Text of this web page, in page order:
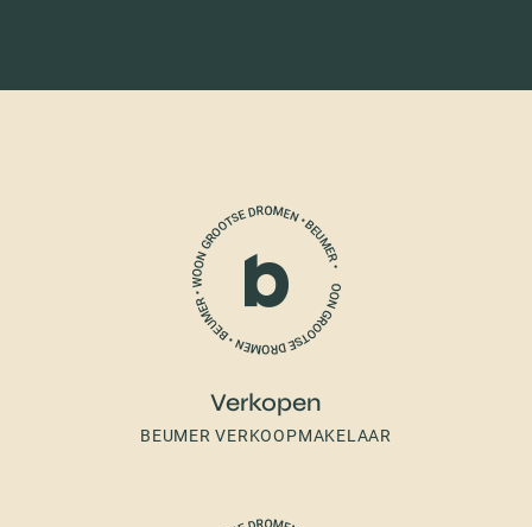
Verkopen
BEUMER VERKOOPMAKELAAR